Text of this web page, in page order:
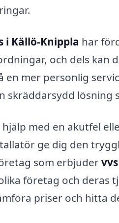
i Källö-Knippla har
och dels kan
en mer personlig
skräddarsydd lösning
med en akutfel
ge dig den
som erbjuder
företag och
priser och hitta